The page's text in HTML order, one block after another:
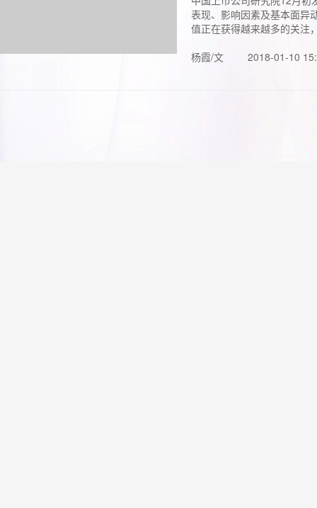
表现、影响因素及基本面异
值正在获得越来越多的关注
杨霞/文
2018-01-10